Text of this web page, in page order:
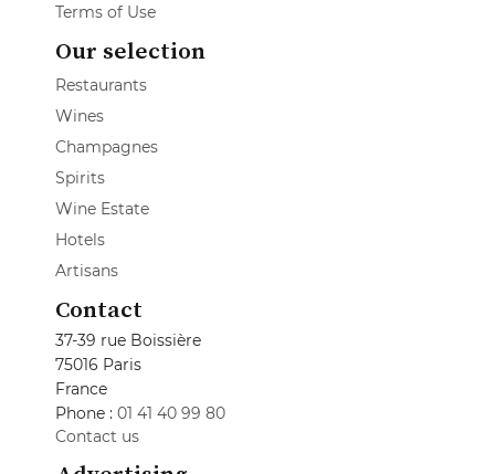
Terms of Use
Our selection
Restaurants
Wines
Champagnes
Spirits
Wine Estate
Hotels
Artisans
Contact
37-39 rue Boissière
75016 Paris
France
Phone : 01 41 40 99 80
Contact us